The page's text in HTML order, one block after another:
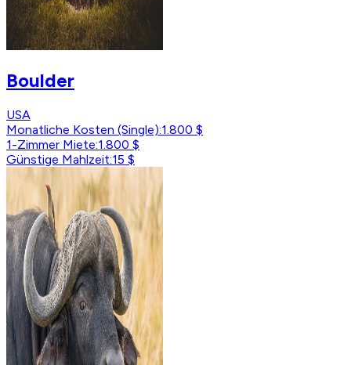
Boulder
USA
Monatliche Kosten (Single):1.800 $
1-Zimmer Miete:1.800 $
Günstige Mahlzeit:15 $